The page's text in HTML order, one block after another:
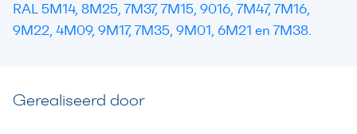
RAL 5M14, 8M25, 7M37, 7M15, 9016, 7M47, 7M16,
9M22, 4M09, 9M17, 7M35, 9M01, 6M21 en 7M38.
Gerealiseerd door